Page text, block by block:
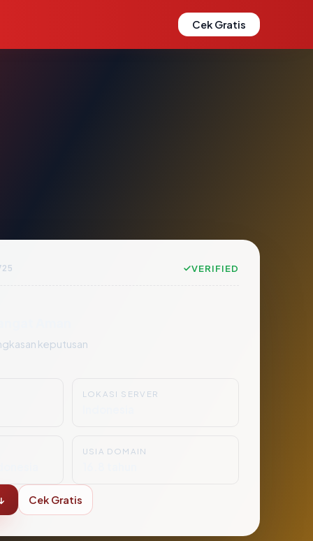
Cek Gratis
VERIFIED
keputusan
LOKASI SERVER
USIA DOMAIN
Cek Gratis